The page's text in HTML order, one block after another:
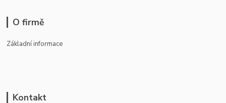
O firmě
Základní informace
Kontakt